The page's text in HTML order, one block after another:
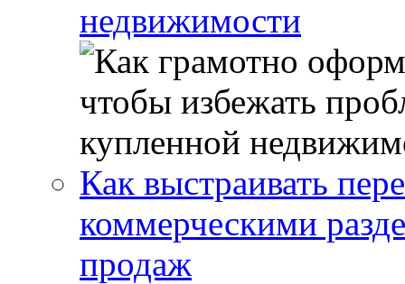
недвижимости
Как выстраивать
коммерческими
продаж